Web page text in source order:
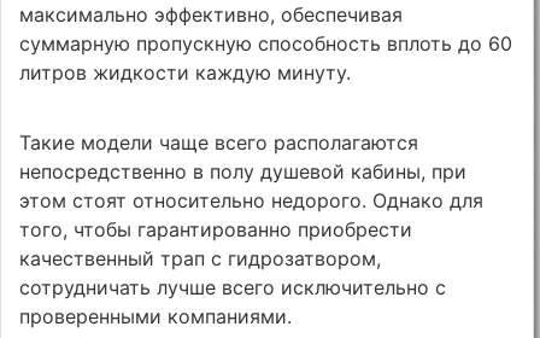
максимально эффективно, обеспечивая
суммарную пропускную способность вплоть до 60
литров жидкости каждую минуту.
Такие модели чаще всего располагаются
непосредственно в полу душевой кабины, при
этом стоят относительно недорого. Однако для
того, чтобы гарантированно приобрести
качественный трап с гидрозатвором,
сотрудничать лучше всего исключительно с
проверенными компаниями.